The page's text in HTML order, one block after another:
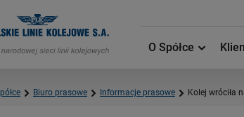
O Spółce
Biuro prasowe Informacje prasowe Kolej wróciła